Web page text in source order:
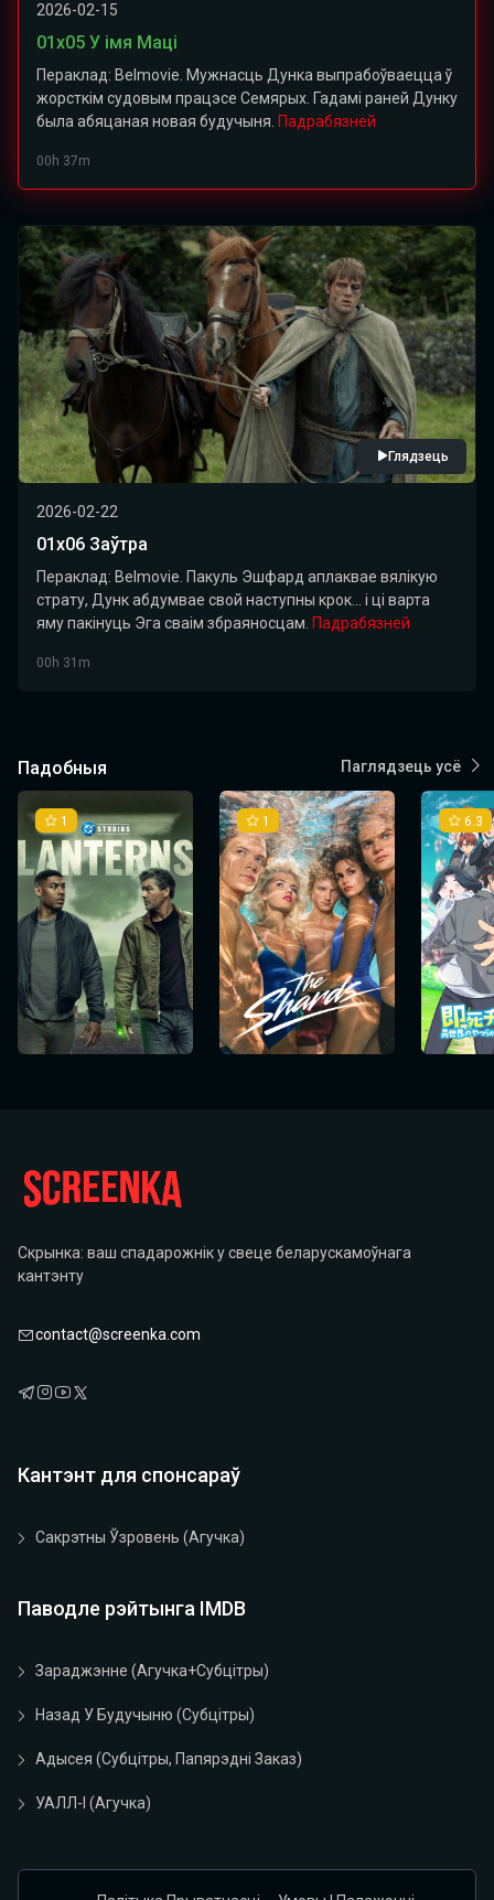
2026-02-15
01х05 У імя Маці
Пераклад: Belmovie. Мужнасць Дунка выпрабоўваецца ў
жорсткім судовым працэсе Семярых. Гадамі раней Дунку
была абяцаная новая будучыня. Падрабязней
00h 37m
Глядзець
2026-02-22
01х06 Заўтра
Пераклад: Belmovie. Пакуль Эшфард аплаквае вялікую
страту, Дунк абдумвае свой наступны крок... і ці варта
яму пакінуць Эга сваім збраяносцам. Падрабязней
00h 31m
Падобныя Паглядзець усё
1 1 6.3
Скрынка: ваш спадарожнік у свеце беларускамоўнага
кантэнту
contact@screenka.com
Кантэнт для спонсараў
Сакрэтны Ўзровень (агучка)
Паводле рэйтынга IMDB
Зараджэнне (агучка+субцітры)
Назад У Будучыню (субцітры)
Адысея (субцітры, Папярэдні Заказ)
УАЛЛ-І (агучка)